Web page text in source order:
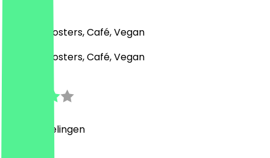
Midden-Oosters, Café, Vegan
Midden-Oosters, Café, Vegan
Beoordelingen